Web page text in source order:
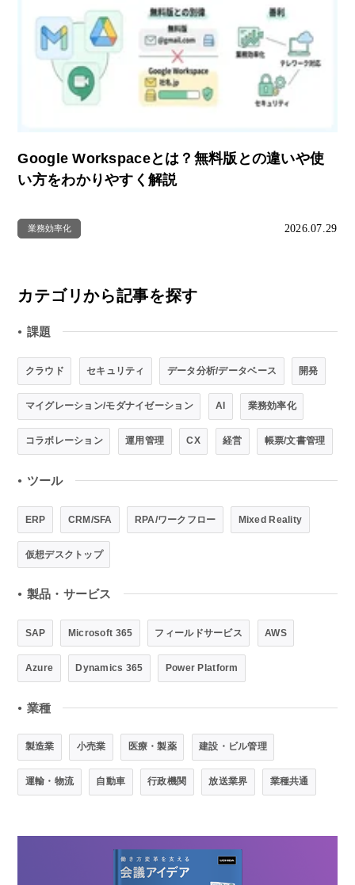
Google Workspaceとは？無料版との違いや使
い方をわかりやすく解説
業務効率化 2026.07.29
カテゴリから記事を探す
● 課題
クラウド セキュリティ データ分析/データベース 開発
マイグレーション/モダナイゼーション AI 業務効率化
コラボレーション 運用管理 CX 経営 帳票/文書管理
● ツール
ERP CRM/SFA RPA/ワークフロー Mixed Reality
仮想デスクトップ
● 製品・サービス
SAP Microsoft 365 フィールドサービス AWS
Azure Dynamics 365 Power Platform
● 業種
製造業 小売業 医療・製薬 建設・ビル管理
運輸・物流 自動車 行政機関 放送業界 業種共通